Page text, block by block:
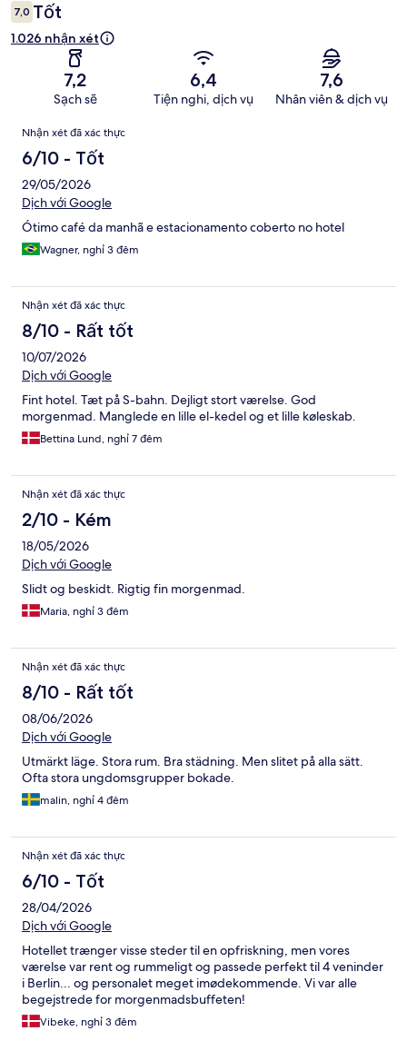
7,0 Tốt
1.026 nhận xét
7,2
Sạch sẽ
6,4
Tiện nghi, dịch vụ
7,6
Nhân viên & dịch vụ
Nhận
xét
Nhận xét đã xác thực
6/10 - Tốt
29/05/2026
Dịch với Google
Ótimo café da manhã e estacionamento coberto no hotel
Wagner, nghỉ 3 đêm
Nhận xét đã xác thực
8/10 - Rất tốt
10/07/2026
Dịch với Google
Fint hotel. Tæt på S-bahn. Dejligt stort værelse. God
morgenmad. Manglede en lille el-kedel og et lille køleskab.
Bettina Lund, nghỉ 7 đêm
Nhận xét đã xác thực
2/10 - Kém
18/05/2026
Dịch với Google
Slidt og beskidt. Rigtig fin morgenmad.
Maria, nghỉ 3 đêm
Nhận xét đã xác thực
8/10 - Rất tốt
08/06/2026
Dịch với Google
Utmärkt läge. Stora rum. Bra städning. Men slitet på alla sätt.
Ofta stora ungdomsgrupper bokade.
malin, nghỉ 4 đêm
Nhận xét đã xác thực
6/10 - Tốt
28/04/2026
Dịch với Google
Hotellet trænger visse steder til en opfriskning, men vores
værelse var rent og rummeligt og passede perfekt til 4 veninder
i Berlin... og personalet meget imødekommende. Vi var alle
begejstrede for morgenmadsbuffeten!
Vibeke, nghỉ 3 đêm